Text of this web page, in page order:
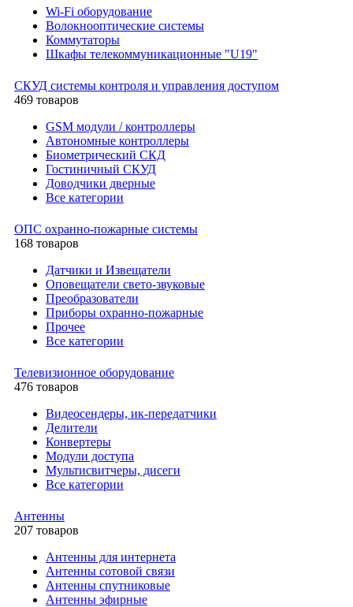
Wi-Fi оборудование
Волокнооптические системы
Коммутаторы
Шкафы телекоммуникационные "U19"
СКУД системы контроля и управления доступом
469 товаров
GSM модули / контроллеры
Автономные контроллеры
Биометрический СКД
Гостиничный СКУД
Доводчики дверные
Все категории
ОПС охранно-пожарные системы
168 товаров
Датчики и Извещатели
Оповещатели свето-звуковые
Преобразователи
Приборы охранно-пожарные
Прочее
Все категории
Телевизионное оборудование
476 товаров
Видеосендеры, ик-передатчики
Делители
Конвертеры
Модули доступа
Мультисвитчеры, дисеги
Все категории
Антенны
207 товаров
Антенны для интернета
Антенны сотовой связи
Антенны спутниковые
Антенны эфирные